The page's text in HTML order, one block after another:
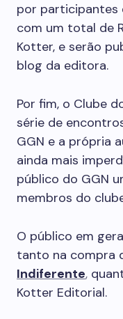
por participantes
com um total de
Kotter, e serão
blog da editora.
Por fim, o Clube
série de
GGN e a própria
ainda mais
público do GGN
membros do
O público em
tanto na compra
Indiferente,
Kotter Editorial.